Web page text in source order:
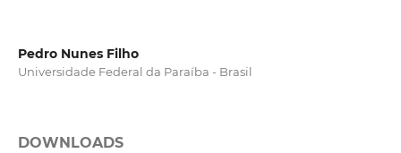
Pedro Nunes Filho
Universidade Federal da Paraíba - Brasil
DOWNLOADS